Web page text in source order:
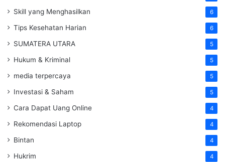
Skill yang Menghasilkan 6
Tips Kesehatan Harian 6
SUMATERA UTARA 5
Hukum & Kriminal 5
media terpercaya 5
Investasi & Saham 5
Cara Dapat Uang Online 4
Rekomendasi Laptop 4
Bintan 4
Hukrim 4